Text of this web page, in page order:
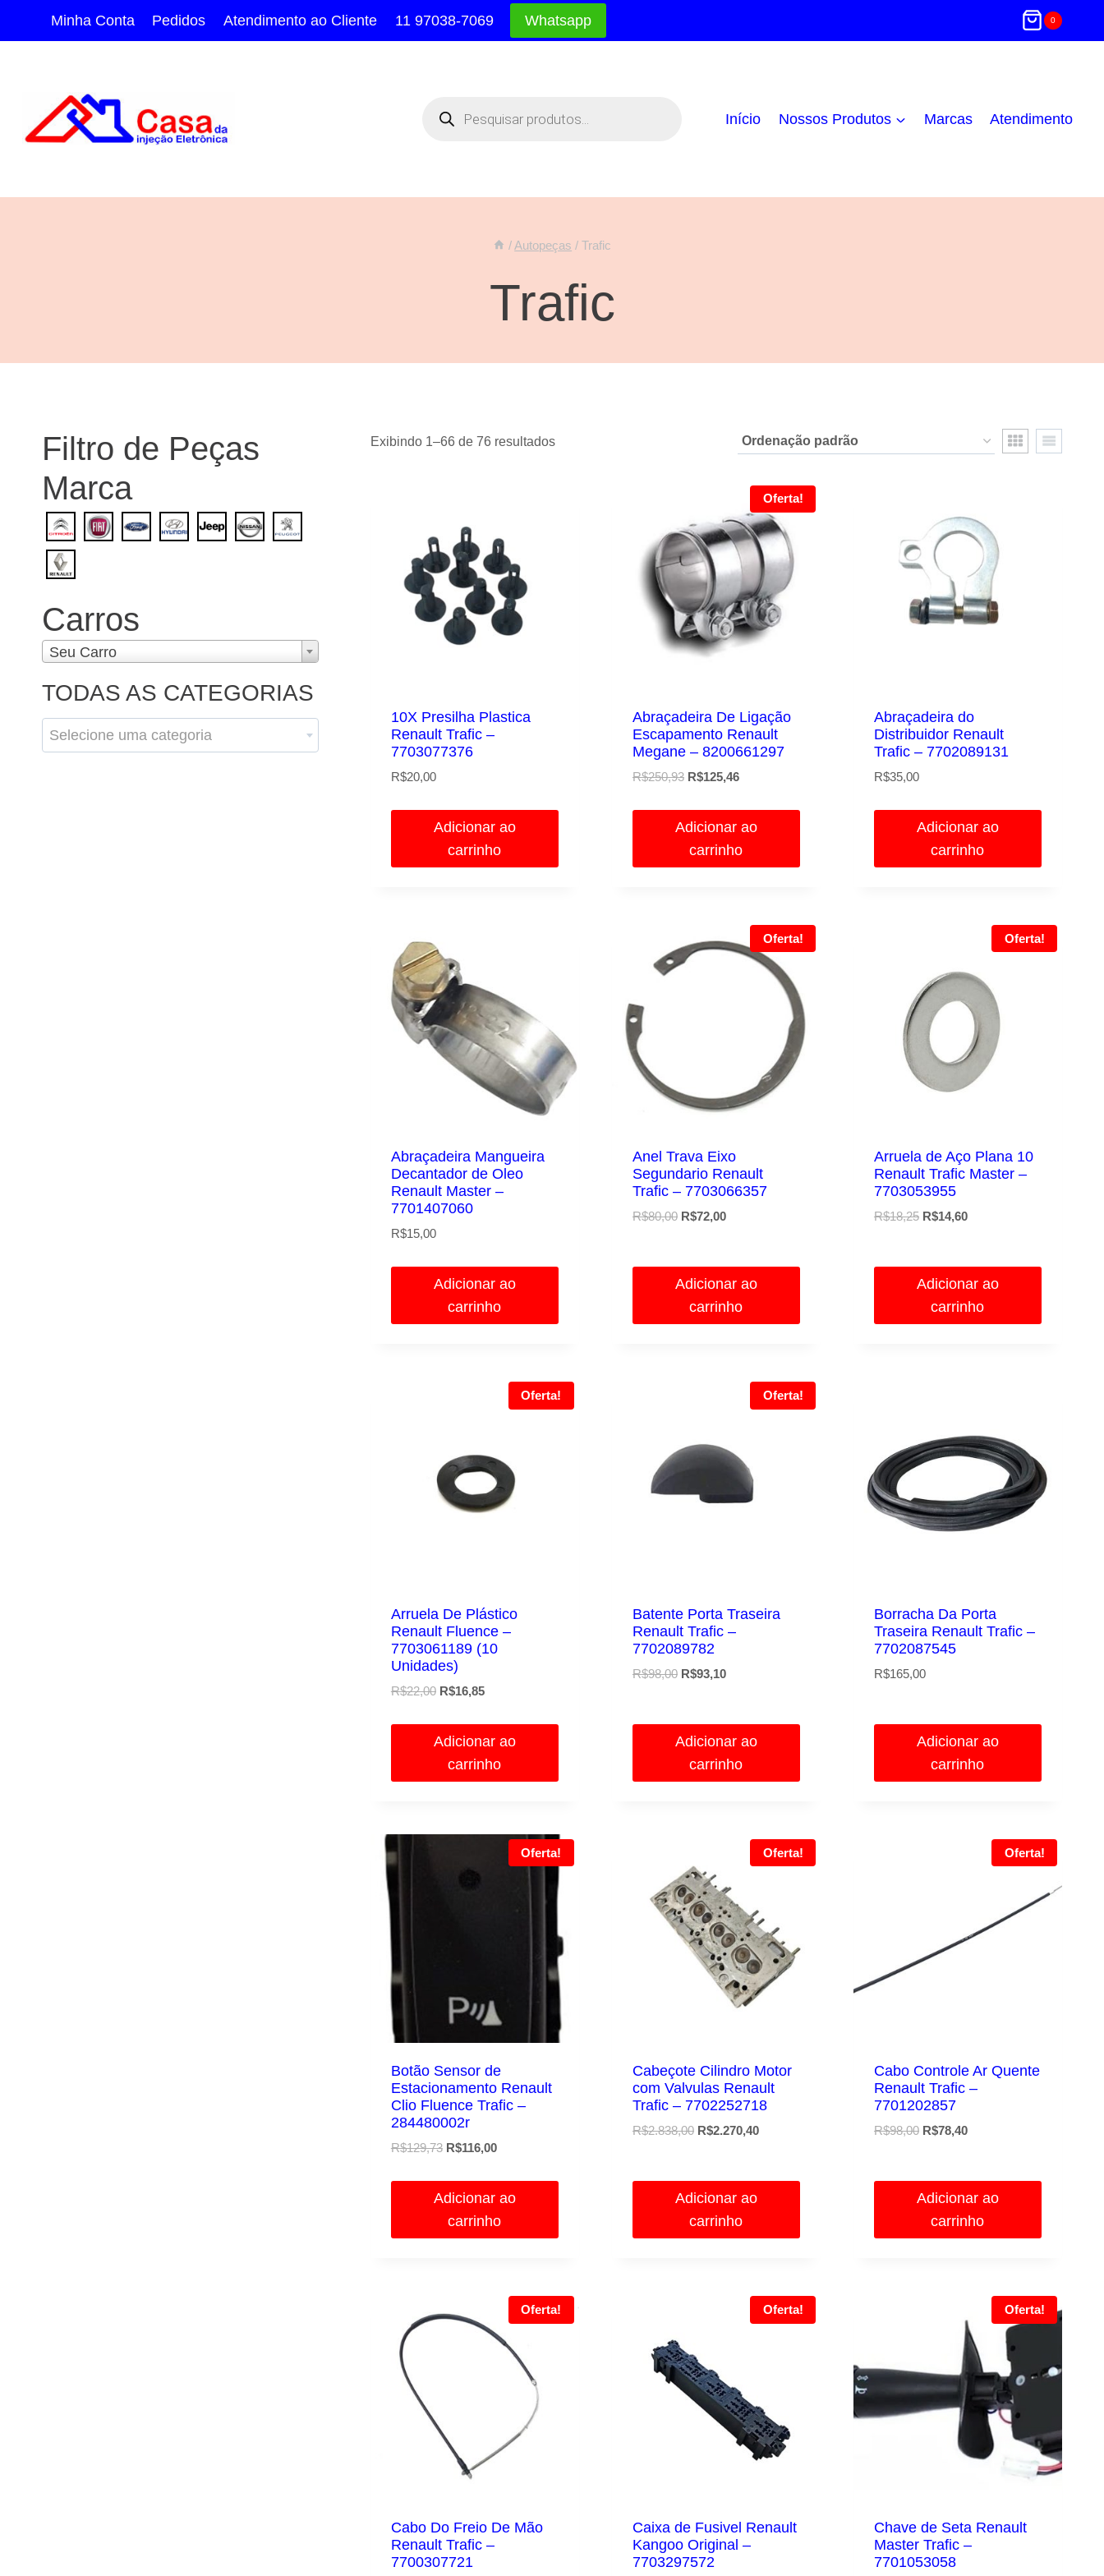
Minha Conta Pedidos Atendimento ao Cliente 11 97038-7069 Whatsapp 0
produtos
Início Nossos Produtos Marcas Atendimento
/Autopeças / Trafic
Trafic
Exibindo 1–66 de 76 resultados
10X Presilha Plastica
Renault Trafic –
7703077376
R$20,00
Adicionar ao
carrinho
Oferta!
Abraçadeira De Ligação
Escapamento Renault
Megane – 8200661297
R$250,93 O
era:
R$250,93.
R$125,46O
é:
R$125,46.
Adicionar ao
carrinho
Abraçadeira do
Distribuidor Renault
Trafic – 7702089131
R$35,00
Adicionar ao
carrinho
Abraçadeira Mangueira
Decantador de Oleo
Renault Master –
7701407060
R$15,00
Adicionar ao
carrinho
Oferta!
Anel Trava Eixo
Segundario Renault
Trafic – 7703066357
R$80,00 O
R$72,00O
Adicionar ao
carrinho
Oferta!
Arruela de Aço Plana 10
Renault Trafic Master –
7703053955
R$18,25 O
R$14,60O
Adicionar ao
carrinho
Oferta!
Arruela De Plástico
Renault Fluence –
7703061189 (10
Unidades)
R$22,00 O
era:
R$22,00.
R$16,85O
é:
R$16,85.
Adicionar ao
carrinho
Oferta!
Batente Porta Traseira
Renault Trafic –
7702089782
R$98,00 O
R$93,10O
Adicionar ao
carrinho
Borracha Da Porta
Traseira Renault Trafic –
7702087545
R$165,00
Adicionar ao
carrinho
Oferta!
Botão Sensor de
Estacionamento Renault
Clio Fluence Trafic –
284480002r
R$129,73 O
era:
R$129,73.
R$116,00O
é:
R$116,00.
Adicionar ao
carrinho
Oferta!
Cabeçote Cilindro Motor
com Valvulas Renault
Trafic – 7702252718
R$2.838,00 O
R$2.270,40O
Adicionar ao
carrinho
Oferta!
Cabo Controle Ar Quente
Renault Trafic –
7701202857
R$98,00 O
R$78,40O
Adicionar ao
carrinho
Oferta!
Cabo Do Freio De Mão
Renault Trafic –
7700307721
Oferta!
Caixa de Fusivel Renault
Kangoo Original –
7703297572
Oferta!
Chave de Seta Renault
Master Trafic –
7701053058
Filtro de Peças
Marca
Carros
Seu Carro
TODAS AS CATEGORIAS
Selecione uma categoria